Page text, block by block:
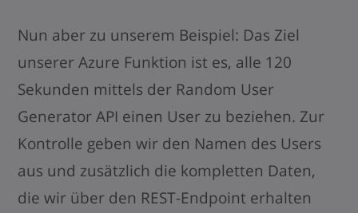
Nun aber zu unserem Beispiel: Das Ziel
unserer Azure Funktion ist es, alle 120
Sekunden mittels der Random User
Generator API einen User zu beziehen. Zur
Kontrolle geben wir den Namen des Users
aus und zusätzlich die kompletten Daten,
die wir über den REST-Endpoint erhalten